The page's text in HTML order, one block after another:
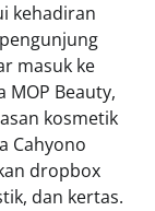
kehadiran
masuk ke
MOP Beauty,
kosmetik
Cahyono
dropbox
dan kertas.